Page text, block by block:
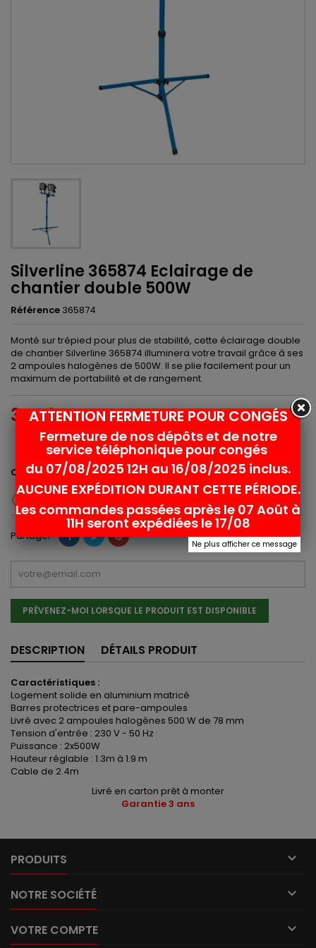
Silverline 365874 Eclairage de
chantier double 500W
Référence 365874
Monté sur trépied pour plus de stabilité, cette éclairage double
de chantier Silverline 365874 illuminera votre travail grâce à ses
2 ampoules halogènes de 500W. Il se plie facilement pour un
maximum de portabilité et de rangement.
34,03 € TTC
28,36 € HT
Quantité  Ajouter au panier
 Rupture de stock
Partager
PRÉVENEZ-MOI LORSQUE LE PRODUIT EST DISPONIBLE
DESCRIPTION DÉTAILS PRODUIT
Caractéristiques :
Logement solide en aluminium matricé
Barres protectrices et pare-ampoules
Livré avec 2 ampoules halogènes 500 W de 78 mm
Tension d'entrée : 230 V - 50 Hz
Puissance : 2x500W
Hauteur réglable : 1.3m à 1.9 m
Cable de 2.4m
Livré en carton prêt à monter
Garantie 3 ans
PRODUITS 
NOTRE SOCIÉTÉ 
VOTRE COMPTE 
ATTENTION FERMETURE POUR CONGÉS
Fermeture de nos dépôts et de notre
service téléphonique pour congés
du 07/08/2025 12H au 16/08/2025 inclus.
AUCUNE EXPÉDITION DURANT CETTE PÉRIODE.
Les commandes passées après le 07 Août à
11H seront expédiées le 17/08
Ne plus afficher ce message